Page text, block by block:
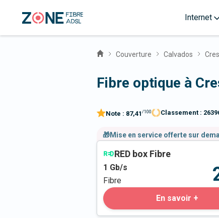
Internet
Couverture Calvados
Fibre optique à
Note : 87,41 /100 Classement :
🎁Mise en service offerte sur
RED box Fibre
1 Gb/s
Fibre
En savoir +